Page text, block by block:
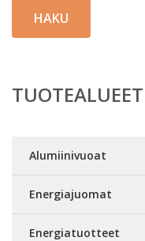
HAKU
TUOTEALUEET
Alumiinivuoat
Energiajuomat
Energiatuotteet